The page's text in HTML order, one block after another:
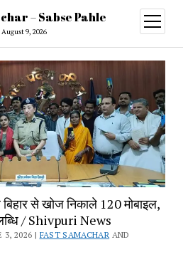
– Sabse Pahle
August 9, 2026
open
menu
बिहार से खोज निकाले 120 मोबाइल,
/ Shivpuri News
3, 2026 | FAST SAMACHAR AND